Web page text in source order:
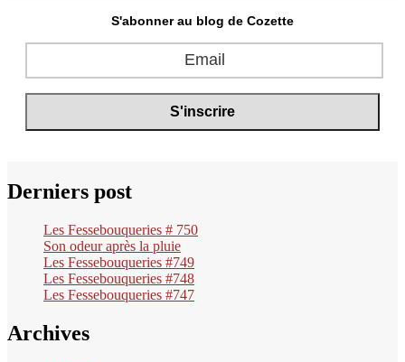
S'abonner au blog de Cozette
Derniers post
Les Fessebouqueries # 750
Son odeur après la pluie
Les Fessebouqueries #749
Les Fessebouqueries #748
Les Fessebouqueries #747
Archives